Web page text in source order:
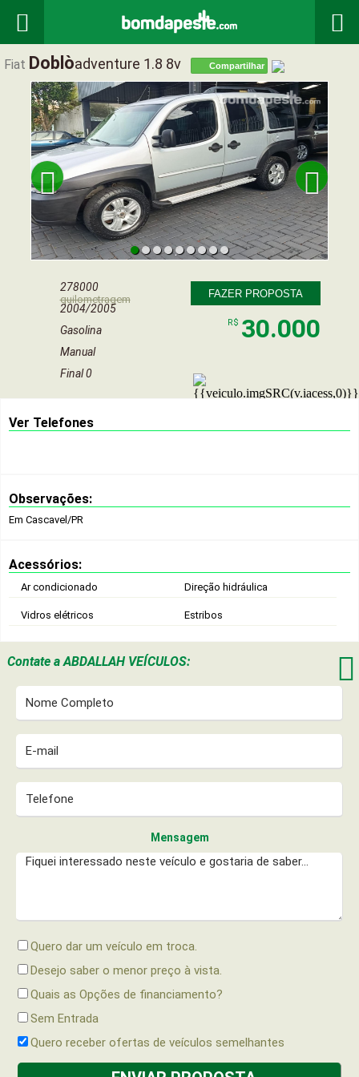
 
Fiat DoblòAdventure 1.8 8v Compartilhar
 
278000
quilometragem
2004/2005
Gasolina
Manual
Final 0
FAZER PROPOSTA
R$ 30.000
Ver Telefones
Observações:
Em Cascavel/PR
Acessórios:
Ar condicionado Direção hidráulica
Vidros elétricos Estribos
Contate aABDALLAH VEÍCULOS: 
Mensagem
Quero dar um veículo em troca.
Desejo saber o menor preço à vista.
Quais as Opções de financiamento?
Sem Entrada
Quero receber ofertas de veículos semelhantes